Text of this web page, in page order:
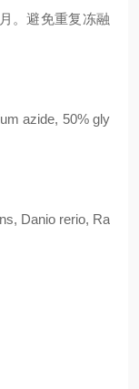
。避免重复冻融
azide, 50% gly
Danio rerio, Ra